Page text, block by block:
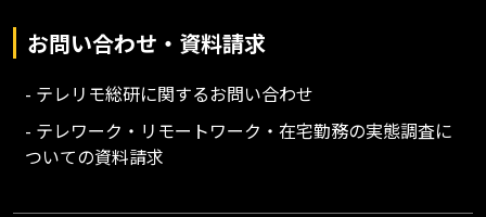
お問い合わせ・資料請求
- テレリモ総研に関するお問い合わせ
- テレワーク・リモートワーク・在宅勤務の実態調査に
ついての資料請求